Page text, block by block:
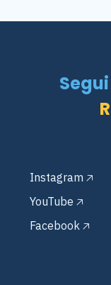
Instagram 🡥
YouTube 🡥
Facebook 🡥